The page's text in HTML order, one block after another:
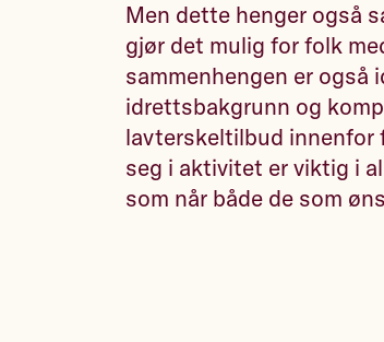
Men dette henger også
gjør det mulig for folk
sammenhengen er
idrettsbakgrunn og
lavterskeltilbud innenfor
seg i aktivitet er viktig i
som når både de som